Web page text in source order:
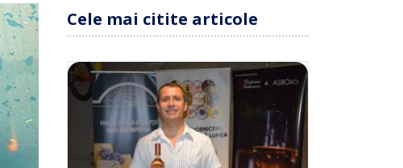
Cele mai citite articole